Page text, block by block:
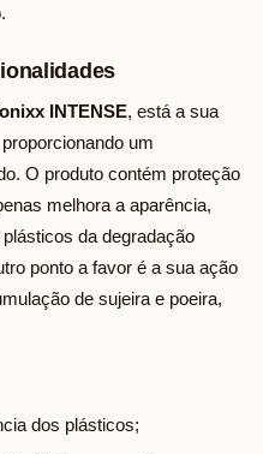
INTENSE, está a sua
um
O produto contém proteção
melhora a aparência,
da degradação
ponto a favor é a sua ação
de sujeira e poeira,
dos plásticos;